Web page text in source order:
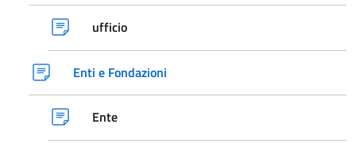
ufficio
Enti e Fondazioni
Ente